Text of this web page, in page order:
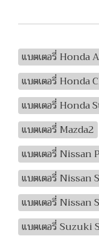
แบตเตอรี่ Honda
แบตเตอรี่ Honda
แบตเตอรี่ Honda
แบตเตอรี่ Mazda2
แบตเตอรี่ Nissan
แบตเตอรี่ Nissan
แบตเตอรี่ Nissan
แบตเตอรี่ Suzuki